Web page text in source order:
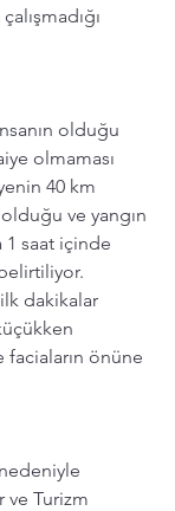
çalışmadığı
olduğu
olmaması
40 km
ve yangın
1 saat içinde
dakikalar
önüne
ve Turizm